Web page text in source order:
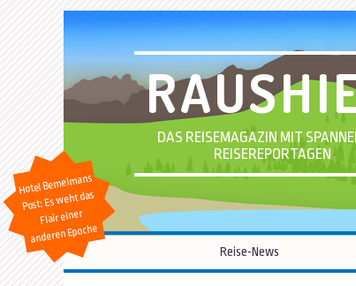
DAS REISEMAGAZIN MIT
REISEREPORTAGEN
Hotel Bemelmans
Post: Es weht das
Flair einer
anderen Epoche
Reise-News